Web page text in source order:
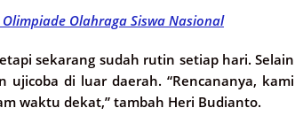
Olahraga Siswa Nasional
sekarang sudah rutin setiap hari. Selain
di luar daerah. “Rencananya, kami
waktu dekat,” tambah Heri Budianto.